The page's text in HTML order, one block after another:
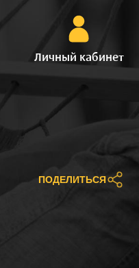
Личный кабинет
ПОДЕЛИТЬСЯ